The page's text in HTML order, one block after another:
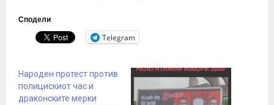
Сподели
Telegram
Народен протест против
полицискиот час и
драконските мерки